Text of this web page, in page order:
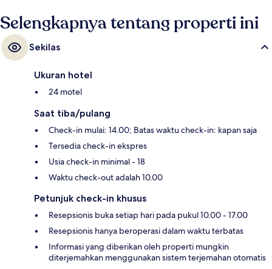
Selengkapnya tentang properti ini
Sekilas
Ukuran hotel
24 motel
Saat tiba/pulang
Check-in mulai: 14.00; Batas waktu check-in: kapan saja
Tersedia check-in ekspres
Usia check-in minimal - 18
Waktu check-out adalah 10.00
Petunjuk check-in khusus
Resepsionis buka setiap hari pada pukul 10.00 - 17.00
Resepsionis hanya beroperasi dalam waktu terbatas
Informasi yang diberikan oleh properti mungkin
diterjemahkan menggunakan sistem terjemahan otomatis